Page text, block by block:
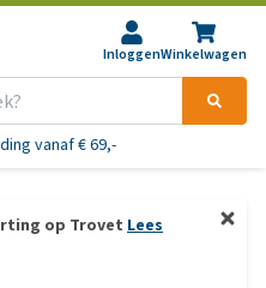
InloggenWinkelwagen
vanaf € 69,-
op Trovet Lees